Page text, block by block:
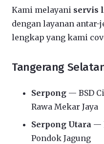
Kami melayani servis
dengan layanan
lengkap yang kami
Tangerang
Serpong — BSD
Rawa Mekar Jaya
Serpong Utara —
Pondok Jagung